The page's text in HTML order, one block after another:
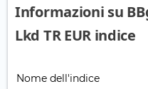
Informazioni su
Lkd TR EUR indice
Nome dell'indice